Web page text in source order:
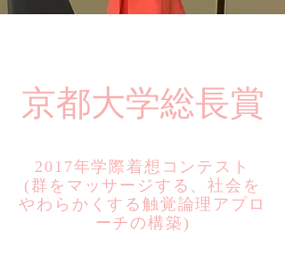
​京都大学総長賞
2017年学際着想コンテスト
​(群をマッサージする、社会を
やわらかくする触覚論理アプロ
ーチの構築)